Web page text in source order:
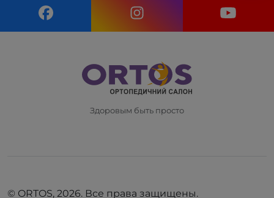
Здоровым быть просто
© ORTOS, 2026. Все права защищены.